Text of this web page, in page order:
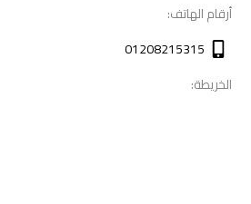
أرقام الهاتف:
01208215315
الخريطة: